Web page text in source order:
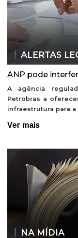
ALERTAS
ANP pode
A agência
Petrobras a
infraestrutura para a
Ver mais
NA MÍDIA